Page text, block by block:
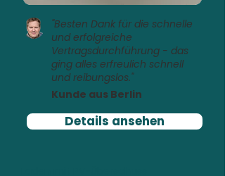
"Besten Dank für die schnelle
und erfolgreiche
Vertragsdurchführung - das
ging alles erfreulich schnell
und reibungslos."
Kunde aus Berlin
Details ansehen